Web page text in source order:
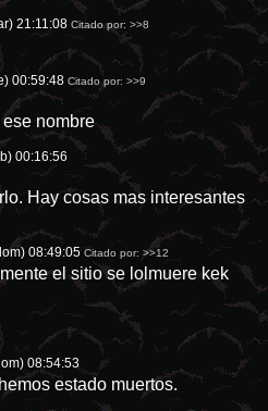
21:11:08 Citado por:>>8
00:59:48 Citado por:>>9
nombre
00:16:56
Hay cosas mas interesantes
08:49:05 Citado por:>>12
el sitio se lolmuere kek
08:54:53
estado muertos.